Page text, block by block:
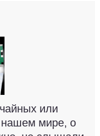
или
нашем мире, о